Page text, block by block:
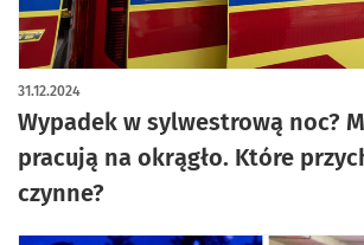
Wypadek w sylwestrową noc?
pracują na okrągło. Które
czynne?
31.12.2024